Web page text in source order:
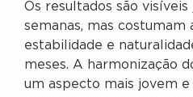
Os resultados são visíveis
semanas, mas costumam
estabilidade e
meses. A harmonização
um aspecto mais jovem e